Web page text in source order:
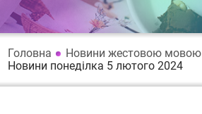
Головна
Новини жестовою мовою
Новини понеділка 5 лютого 2024